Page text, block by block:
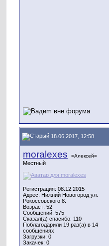
18.06.2017, 12:58
moralexes =Алексей=
Местный
Регистрация: 08.12.2015
Адрес: Нижний Новогород ул.
Рокоссовского 8.
Возраст: 52
Сообщений: 575
Сказал(а) спасибо: 110
Поблагодарили 19 раз(а) в 14
сообщениях
Загрузки: 0
Закачек: 0